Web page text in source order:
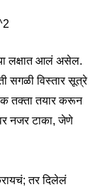
लक्षात आलं असेल.
सगळी विस्तार सूत्रे
एक तक्ता तयार करून
नजर टाका, जेणे
तर दिलेलं